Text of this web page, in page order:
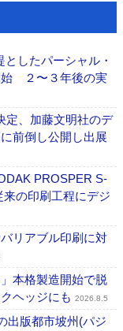
したパーシャル・
始 ２〜３年後の実
、加藤文明社のデ
前倒し公開し出展
PROSPER S-
の印刷工程にデジ
リアブル印刷に対
本格製造開始で脱
ヘッジにも 2026.8.5
出版都市坡州(パジ